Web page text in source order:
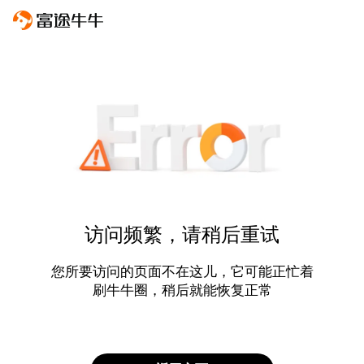
访问频繁，请稍后重试
您所要访问的页面不在这儿，它可能正忙着
刷牛牛圈，稍后就能恢复正常